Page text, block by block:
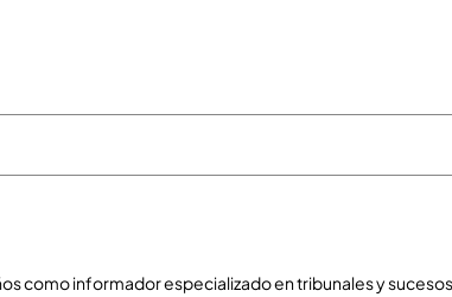
como informador especializado en tribunales y